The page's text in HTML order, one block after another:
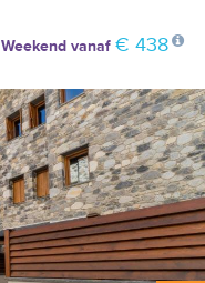
Weekendvanaf € 438